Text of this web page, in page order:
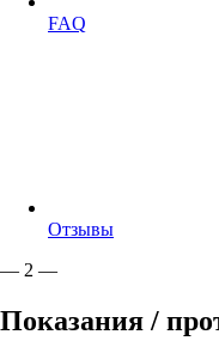
FAQ
Отзывы
— 2 —
Показания /